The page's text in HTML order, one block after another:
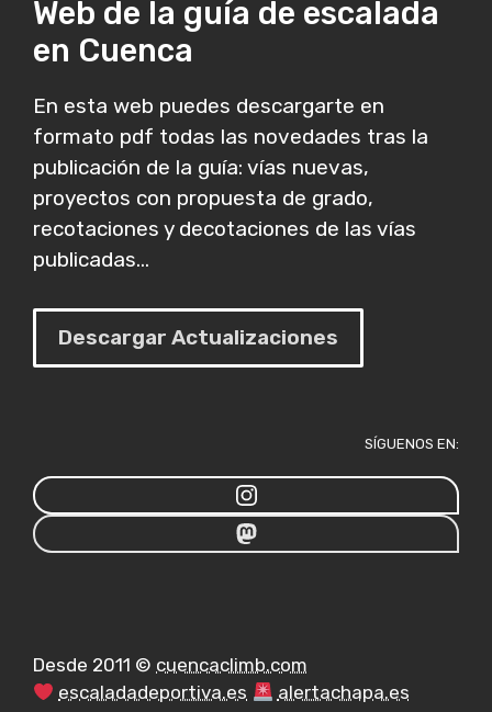
Web de la guía de escalada
en Cuenca
En esta web puedes descargarte en
formato pdf todas las novedades tras la
publicación de la guía: vías nuevas,
proyectos con propuesta de grado,
recotaciones y decotaciones de las vías
publicadas...
Descargar Actualizaciones
SÍGUENOS EN:
Desde 2011 © cuencaclimb.com
escaladadeportiva.es
alertachapa.es